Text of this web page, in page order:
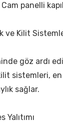
Cam panelli
ve Kilit
göz ardı
sistemleri,
sağlar.
Yalıtımı